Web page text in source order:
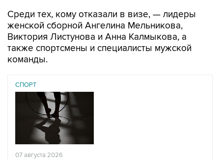
Среди тех, кому отказали в визе, — лидеры
женской сборной Ангелина Мельникова,
Виктория Листунова и Анна Калмыкова, а
также спортсмены и специалисты мужской
команды.
СПОРТ
07 августа 2026